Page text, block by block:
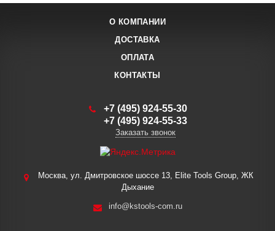
О КОМПАНИИ
ДОСТАВКА
ОПЛАТА
КОНТАКТЫ
+7 (495) 924-55-30
+7 (495) 924-55-33
Заказать звонок
Москва, ул. Дмитровское шоссе 13, Elite Tools Group, ЖК
Дыхание
info@kstools-com.ru